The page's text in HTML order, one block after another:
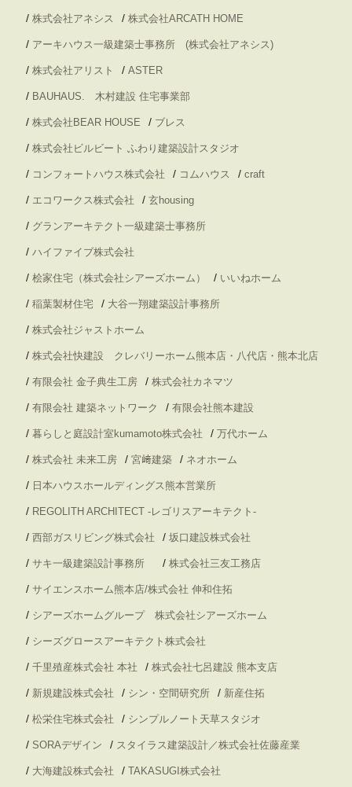
/ 株式会社アネシス / 株式会社ARCATH HOME
/ アーキハウス一級建築士事務所 (株式会社アネシス)
/ 株式会社アリスト / ASTER
/ BAUHAUS. 木村建設 住宅事業部
/ 株式会社BEAR HOUSE / ブレス
/ 株式会社ビルビート ふわり建築設計スタジオ
/ コンフォートハウス株式会社 / コムハウス / craft
/ エコワークス株式会社 / 玄housing
/ グランアーキテクト一級建築士事務所
/ ハイファイブ株式会社
/ 桧家住宅（株式会社シアーズホーム） / いいねホーム
/ 稲葉製材住宅 / 大谷一翔建築設計事務所
/ 株式会社ジャストホーム
/ 株式会社快建設 クレバリーホーム熊本店・八代店・熊本北店
/ 有限会社 金子典生工房 / 株式会社カネマツ
/ 有限会社 建築ネットワーク / 有限会社熊本建設
/ 暮らしと庭設計室kumamoto株式会社 / 万代ホーム
/ 株式会社 未来工房 / 宮﨑建築 / ネオホーム
/ 日本ハウスホールディングス熊本営業所
/ REGOLITH ARCHITECT -レゴリスアーキテクト-
/ 西部ガスリビング株式会社 / 坂口建設株式会社
/ サキ一級建築設計事務所 / 株式会社三友工務店
/ サイエンスホーム熊本店/株式会社 伸和住拓
/ シアーズホームグループ 株式会社シアーズホーム
/ シーズグロースアーキテクト株式会社
/ 千里殖産株式会社 本社 / 株式会社七呂建設 熊本支店
/ 新規建設株式会社 / シン・空間研究所 / 新産住拓
/ 松栄住宅株式会社 / シンプルノート天草スタジオ
/ SORAデザイン / スタイラス建築設計／株式会社佐藤産業
/ 大海建設株式会社 / TAKASUGI株式会社